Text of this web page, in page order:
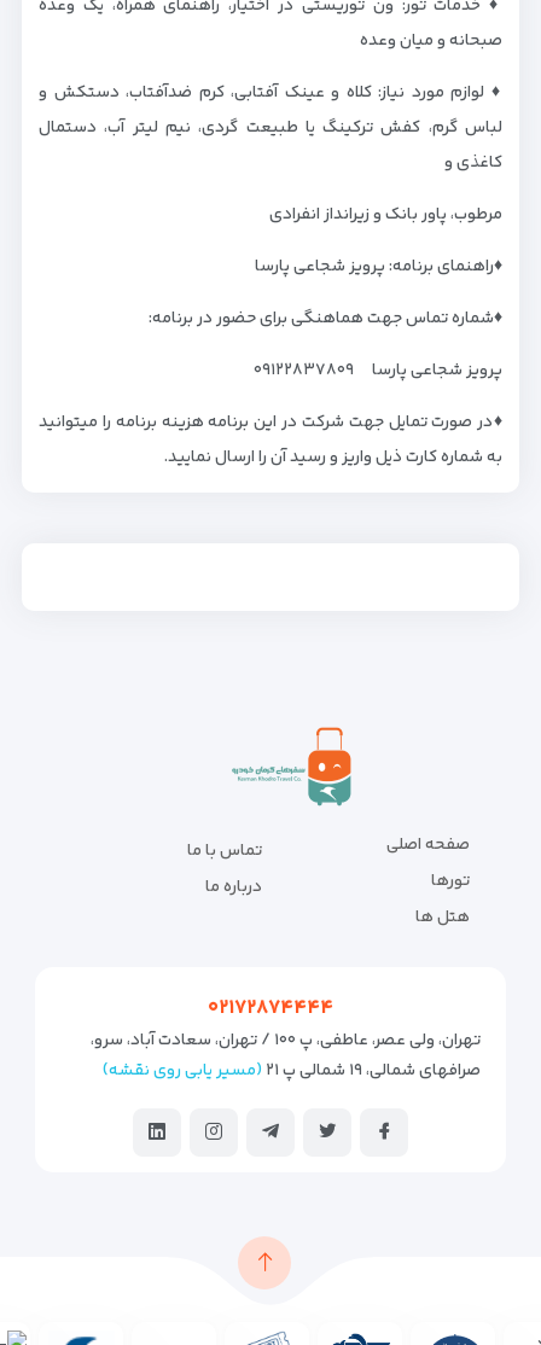
♦️ خدمات تور: ون توریستی در اختیار، راهنمای همراه، یک وعده
صبحانه و میان وعده
♦️ لوازم مورد نیاز: کلاه و عینک آفتابی، کرم ضدآفتاب، دستکش و
لباس گرم، کفش ترکینگ یا طبیعت گردی، نیم لیتر آب، دستمال
کاغذی و
مرطوب، پاور بانک و زیرانداز انفرادی
♦️راهنمای برنامه: پرویز شجاعی پارسا
♦️شماره تماس جهت هماهنگی برای حضور در برنامه:
پرویز شجاعی پارسا ۰۹۱۲۲۸۳۷۸۰۹
♦️در صورت تمایل جهت شرکت در این برنامه هزینه برنامه را میتوانید
به شماره کارت ذیل واریز و رسید آن را ارسال نمایید.
صفحه اصلی
تورها
هتل ها
تماس با ما
درباره ما
۰۲۱۷۲۸۷۴۴۴۴
تهران، ولی عصر، عاطفی، پ ۱۰۰ / تهران، سعادت آباد، سرو،
صرافهای شمالی، ۱۹ شمالی پ ۲۱
(مسیر یابی روی نقشه)